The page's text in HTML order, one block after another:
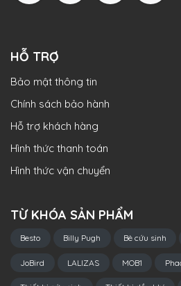
HỖ TRỢ
Bảo mật thông tin
Chính sách bảo hành
Hỗ trợ khách hàng
Hình thức thanh toán
Hình thức vận chuyển
TỪ KHÓA SẢN PHẨM
Besto Billy Pugh Bè cứu sinh
JoBird LALIZAS MOB1